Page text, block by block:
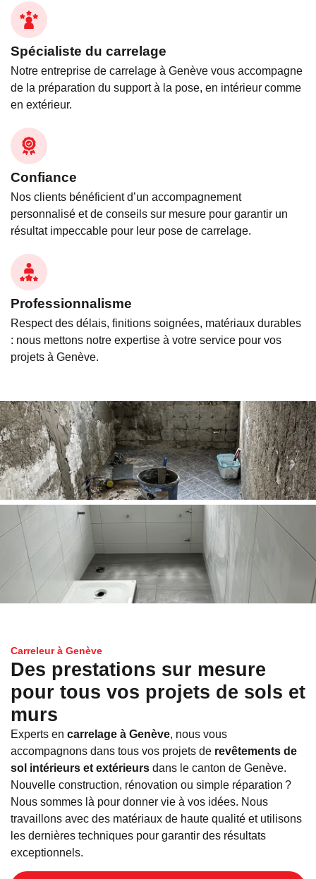
Spécialiste du carrelage
Notre entreprise de carrelage à Genève vous accompagne
de la préparation du support à la pose, en intérieur comme
en extérieur.
Confiance
Nos clients bénéficient d’un accompagnement
personnalisé et de conseils sur mesure pour garantir un
résultat impeccable pour leur pose de carrelage.
Professionnalisme
Respect des délais, finitions soignées, matériaux durables
: nous mettons notre expertise à votre service pour vos
projets à Genève.
Carreleur à Genève
Des prestations sur mesure
pour tous vos projets de sols et
murs
Experts en carrelage à Genève, nous vous
accompagnons dans tous vos projets de revêtements de
sol intérieurs et extérieurs dans le canton de Genève.
Nouvelle construction, rénovation ou simple réparation ?
Nous sommes là pour donner vie à vos idées. Nous
travaillons avec des matériaux de haute qualité et utilisons
les dernières techniques pour garantir des résultats
exceptionnels.